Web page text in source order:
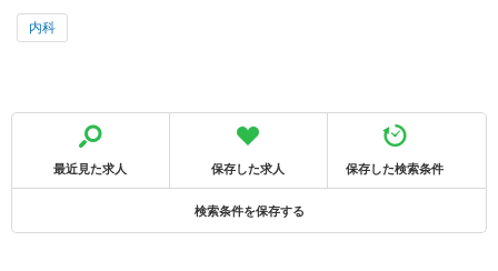
内科
最近見た求人 保存した求人 保存した検索条件
検索条件を保存する